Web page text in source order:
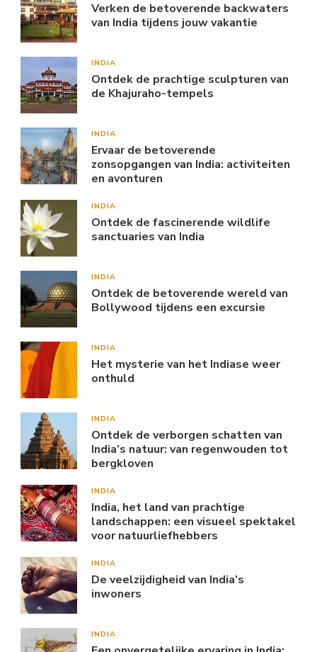
Verken de betoverende backwaters
van India tijdens jouw vakantie
INDIA
Ontdek de prachtige sculpturen van
de Khajuraho-tempels
INDIA
Ervaar de betoverende
zonsopgangen van India: activiteiten
en avonturen
INDIA
Ontdek de fascinerende wildlife
sanctuaries van India
INDIA
Ontdek de betoverende wereld van
Bollywood tijdens een excursie
INDIA
Het mysterie van het Indiase weer
onthuld
INDIA
Ontdek de verborgen schatten van
India’s natuur: van regenwouden tot
bergkloven
INDIA
India, het land van prachtige
landschappen: een visueel spektakel
voor natuurliefhebbers
INDIA
De veelzijdigheid van India’s
inwoners
INDIA